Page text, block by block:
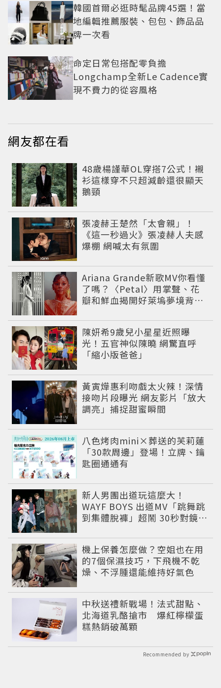
韓國首爾必逛時髦品牌45選！當
地編輯推薦服裝、包包、飾品品
牌一次看
命定日常包搭配零負擔
Longchamp全新Le Cadence實
現不費力的從容風格
網友都在看
48歲楊謹華OL穿搭7公式！襯
衫這樣穿不只超減齡還很顯天
鵝頸
張凌赫王楚然「太會親」！
《這一秒過火》張凌赫人夫感
爆棚 網喊太有氛圍
Ariana Grande新歌MV你看懂
了嗎？〈Petal〉用掌聲、花
瓣和鮮血揭開好萊塢夢境背後
陳妍希9歲兒小星星近照曝
光！五官神似陳曉 網驚直呼
「縮小版爸爸」
黃寅燁惠利吻戲太火辣！深情
接吻片段曝光 網友影片「放大
調亮」捕捉甜蜜瞬間
八色烤肉mini×葬送的芙莉蓮
「30款周邊」登場！立牌、鑰
匙圈通通有
新人男團出道玩這麼大！
WAYF BOYS 出道MV「跳舞跳
到集體脫褲」超鬧 30秒對鏡清
機上保養怎麼做？空姐也在用
的7個保濕技巧，下飛機不乾
燥、不浮腫還能維持好氣色
中秋送禮新戰場！法式甜點、
北海道乳酪搶市 爆紅檸檬蛋
糕熱銷破萬顆
Recommended by